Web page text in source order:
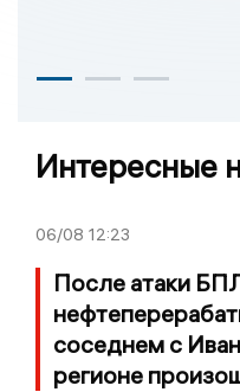
Интересные
06/08 12:23
После атаки
соседнем с
регионе